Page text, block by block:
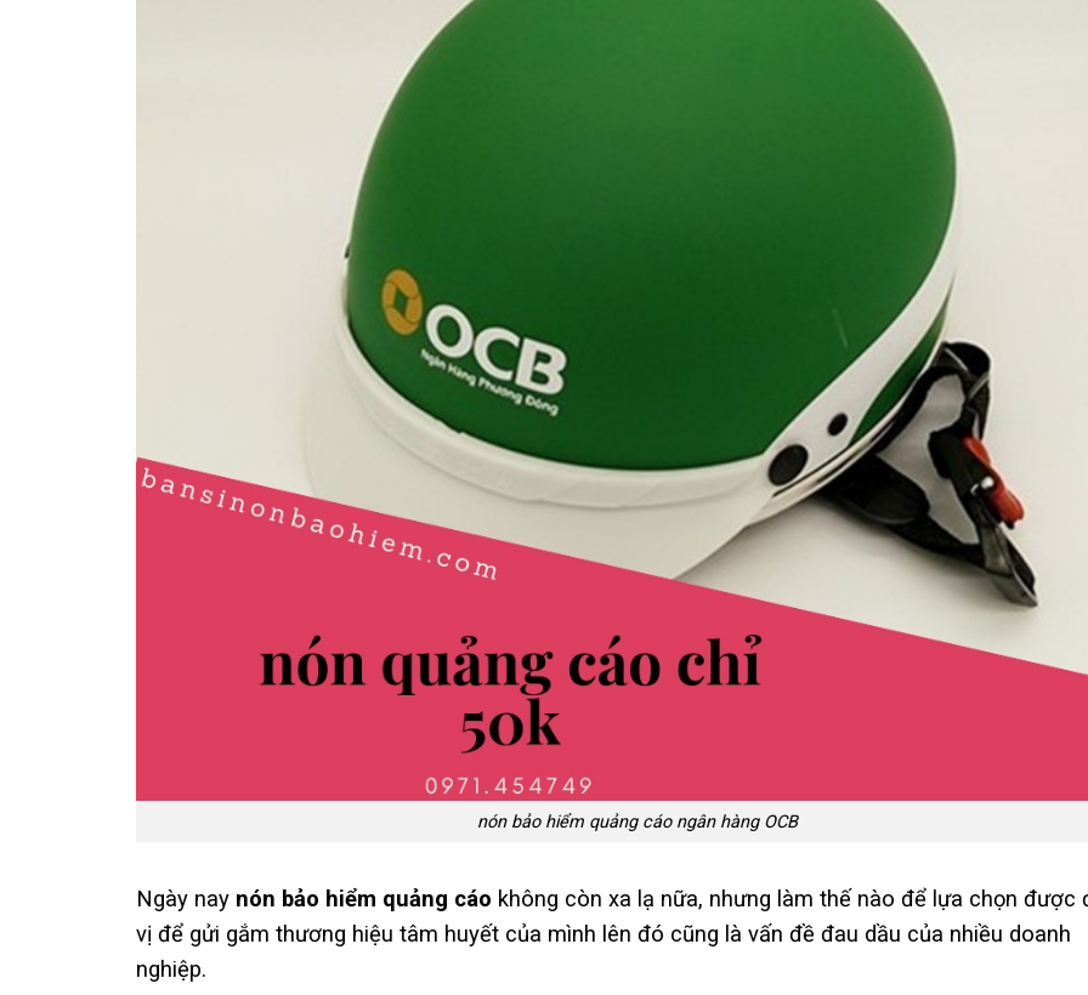
nón bảo hiểm quảng cáo ngân hàng OCB
Ngày nay nón bảo hiểm quảng cáo không còn xa lạ nữa, nhưng làm thế nào để lựa chọn được
vị để gửi gắm thương hiệu tâm huyết của mình lên đó cũng là vấn đề đau dầu của nhiều doanh
nghiệp.